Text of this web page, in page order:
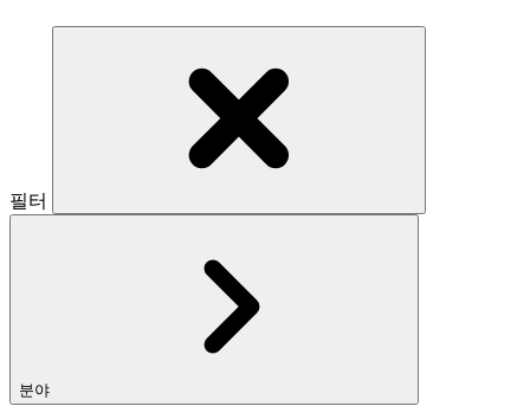
필터
분야